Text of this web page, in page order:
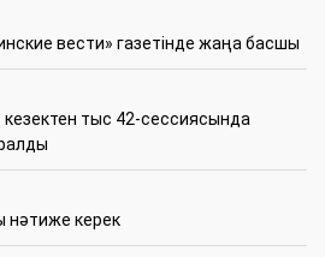
вести» газетінде жаңа басшы
тыс 42-сессиясында
нәтиже керек